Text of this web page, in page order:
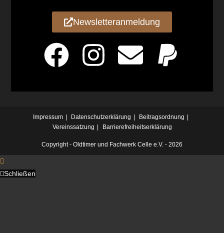
Newsletteranmeldung
Impressum Datenschutzerklärung
Beitragsordnung
Vereinssatzung
Barrierefreiheitserklärung
Copyright - Oldtimer und Fachwerk Celle e.V. - 2026
Schließen